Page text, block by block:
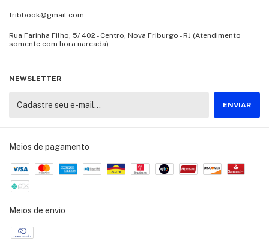
fribbook@gmail.com
Rua Farinha Filho, 5/ 402 - Centro, Nova Friburgo - RJ (Atendimento
somente com hora narcada)
NEWSLETTER
Meios de pagamento
Meios de envio